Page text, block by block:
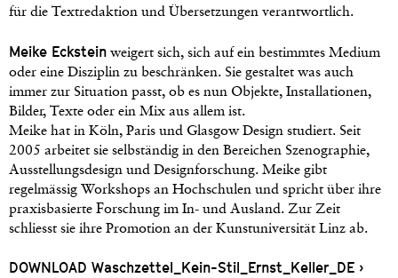
für die Textredaktion und Übersetzungen verantwortlich.
Meike Eckstein weigert sich, sich auf ein bestimmtes Medium
oder eine Disziplin zu beschränken. Sie gestaltet was auch
immer zur Situation passt, ob es nun Objekte, Installationen,
Bilder, Texte oder ein Mix aus allem ist.
Meike hat in Köln, Paris und Glasgow Design studiert. Seit
2005 arbeitet sie selbständig in den Bereichen Szenographie,
Ausstellungsdesign und Designforschung. Meike gibt
regelmässig Workshops an Hochschulen und spricht über ihre
praxisbasierte Forschung im In- und Ausland. Zur Zeit
schliesst sie ihre Promotion an der Kunstuniversität Linz ab.
DOWNLOAD Waschzettel_Kein-Stil_Ernst_Keller_DE ›